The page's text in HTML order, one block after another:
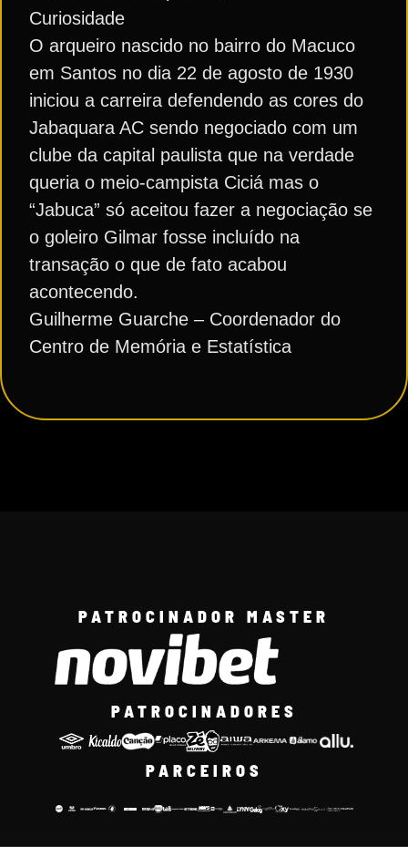
Curiosidade
O arqueiro nascido no bairro do Macuco
em Santos no dia 22 de agosto de 1930
iniciou a carreira defendendo as cores do
Jabaquara AC sendo negociado com um
clube da capital paulista que na verdade
queria o meio-campista Ciciá mas o
“Jabuca” só aceitou fazer a negociação se
o goleiro Gilmar fosse incluído na
transação o que de fato acabou
acontecendo.
Guilherme Guarche – Coordenador do
Centro de Memória e Estatística
PATROCINADOR MASTER
PATROCINADORES
PARCEIROS